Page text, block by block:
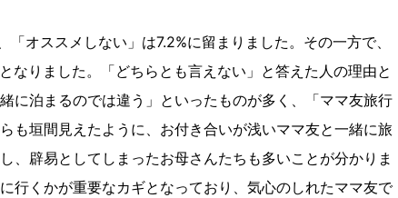
オススメしない」は7.2%に留まりました。その一方で、
なりました。「どちらとも言えない」と答えた人の理由と
に泊まるのでは違う」といったものが多く、「ママ友旅行
も垣間見えたように、お付き合いが浅いママ友と一緒に旅
、辟易としてしまったお母さんたちも多いことが分かりま
行くかが重要なカギとなっており、気心のしれたママ友で